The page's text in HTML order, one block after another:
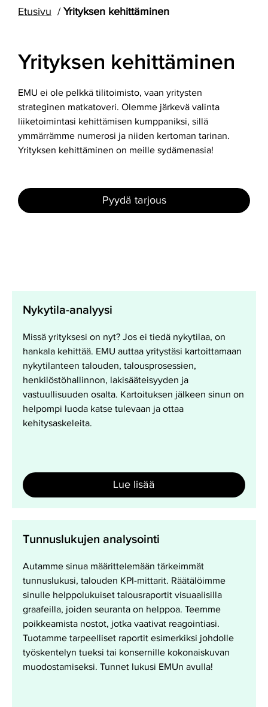
Etusivu Yrityksen kehittäminen
Yrityksen kehittäminen
EMU ei ole pelkkä tilitoimisto, vaan yritysten
strateginen matkatoveri. Olemme järkevä valinta
liiketoimintasi kehittämisen kumppaniksi, sillä
ymmärrämme numerosi ja niiden kertoman tarinan.
Yrityksen kehittäminen on meille sydämenasia!
Pyydä tarjous
Nykytila-analyysi
Missä yrityksesi on nyt? Jos ei tiedä nykytilaa, on
hankala kehittää. EMU auttaa yritystäsi kartoittamaan
nykytilanteen talouden, talousprosessien,
henkilöstöhallinnon, lakisääteisyyden ja
vastuullisuuden osalta. Kartoituksen jälkeen sinun on
helpompi luoda katse tulevaan ja ottaa
kehitysaskeleita.
analyysi
Lue lisää
Tunnuslukujen analysointi
Autamme sinua määrittelemään tärkeimmät
tunnuslukusi, talouden KPI-mittarit. Räätälöimme
sinulle helppolukuiset talousraportit visuaalisilla
graafeilla, joiden seuranta on helppoa. Teemme
poikkeamista nostot, jotka vaativat reagointiasi.
Tuotamme tarpeelliset raportit esimerkiksi johdolle
työskentelyn tueksi tai konsernille kokonaiskuvan
muodostamiseksi. Tunnet lukusi EMUn avulla!
analysointi